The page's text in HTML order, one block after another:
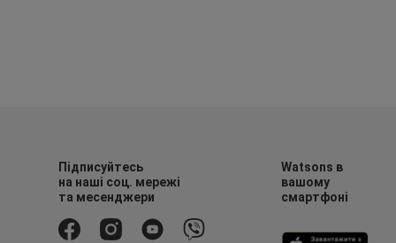
Підписуйтесь
на наші соц. мережі
та месенджери
Watsons в
вашому
смартфоні